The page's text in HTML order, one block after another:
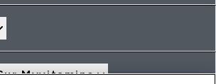
Myvitamins